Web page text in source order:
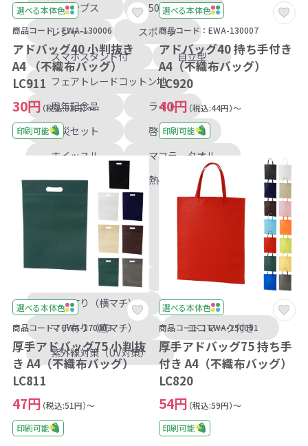
キャンプス
500mL以上
レジャー
スポーツ
スマホスタンド付
自立型
フェアトレードコットン地
周年記念品
ライト
防災セット
啓発グッズ
ホイッスル
マフラータオル
撥水バッグ
熱中症対策
お花見
入学
運動会
訪問用
フェアトレード
多機能
マチ有り（横マチ）
マチ有り（底マチ）
エコマーク付き
紫外線対策（UV対策）
選べる本体色
商品コード：EWA-130006
アドバッグ40 小判抜き
A4 （不織布バッグ）
LC911
30円 （税込:33円）～
印刷可能
選べる本体色
商品コード：EWA-130007
アドバッグ40 持ち手付き
A4（不織布バッグ）
LC920
40円 （税込:44円）～
印刷可能
選べる本体色
商品コード：EWA-170003
厚手アドバッグ75 小判抜
き A4（不織布バッグ）
LC811
47円 （税込:51円）～
印刷可能
選べる本体色
商品コード：EWA-150001
厚手アドバッグ75 持ち手
付き A4（不織布バッグ）
LC820
54円 （税込:59円）～
印刷可能